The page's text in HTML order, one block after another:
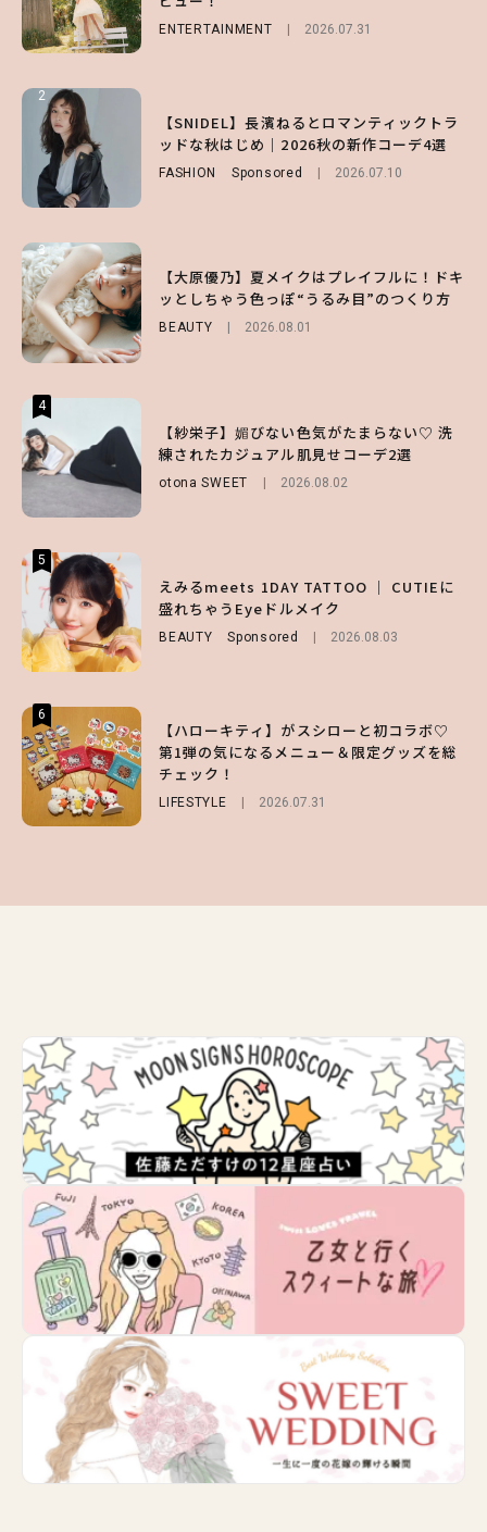
ENTERTAINMENT 2026.07.31
2
【SNIDEL】長濱ねるとロマンティックトラ
ッドな秋はじめ｜2026秋の新作コーデ4選
FASHION Sponsored 2026.07.10
3
【大原優乃】夏メイクはプレイフルに！ドキ
ッとしちゃう色っぽ“うるみ目”のつくり方
BEAUTY 2026.08.01
4
【紗栄子】媚びない色気がたまらない♡ 洗
練されたカジュアル肌見せコーデ2選
otona SWEET 2026.08.02
5
えみるmeets 1DAY TATTOO ｜ CUTIEに
盛れちゃうEyeドルメイク
BEAUTY Sponsored 2026.08.03
6
【ハローキティ】がスシローと初コラボ♡
第1弾の気になるメニュー＆限定グッズを総
チェック！
LIFESTYLE 2026.07.31
LIFESTYLE 2026.07.31
2
【大原優乃】夏メイクはプレイフルに！ドキ
ッとしちゃう色っぽ“うるみ目”のつくり方
BEAUTY 2026.08.01
3
【スタバ】約160通りのカスタマイズができ
る⁉ 39店舗限定『My フルーツ³ フラペチー
ノ®』を徹底レポ♡
4
【齋藤飛鳥】人生初のロブに！「意外としっ
くりくるし、すごく新鮮で心地いい」ヘアカ
ットの様子を独占でお届け♡
ENTERTAINMENT
5
キープの秘訣や夏の過ごし方など独占インタ
ビュー！
ENTERTAINMENT 2026.07.31
6
【SNIDEL】長濱ねるとロマンティックトラ
ッドな秋はじめ｜2026秋の新作コーデ4選
2
【付録】総柄ハローキティが可愛すぎ♡ 紀
ノ国屋コラボの“優秀保冷バッグ”は夏の強
い味方！【オトナミューズ9月号増刊】
3
【谷まりあ】夏は“シアースカート”でさり
げなく肌見せ！透け感のニュアンスを楽しめ
るマストハブアイテム4選
4
【夏ヘアのくずれ・うねりに】ヘアメイク夢
月直伝♡ ドライシャンプー「バティスト」
を使ったプロ級スタイリング3選
Sponsored
5
第1弾の気になるメニュー＆限定グッズを総
チェック！
2026.07.31
6
【GU】夏の“主役級”アイテム決定！ヘルシ
ー＆可愛すぎる「大人の肌見せ」トップス3
選
FASHION 2026.07.19